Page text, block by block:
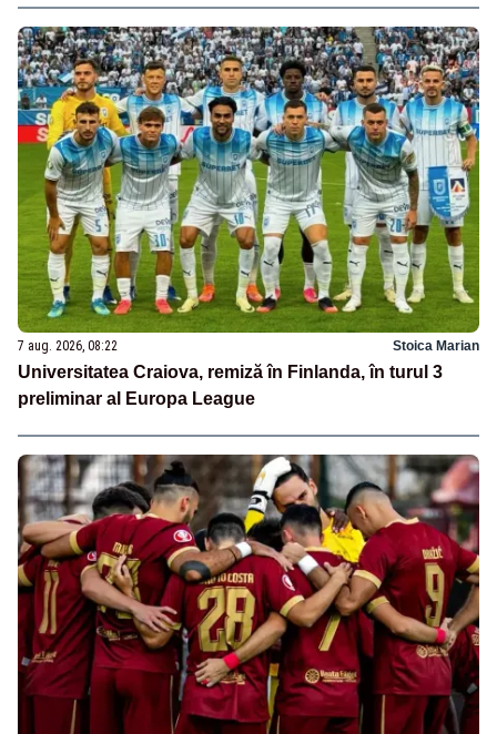
7 aug. 2026, 08:22 Stoica Marian
Universitatea Craiova, remiză în Finlanda, în turul 3
preliminar al Europa League